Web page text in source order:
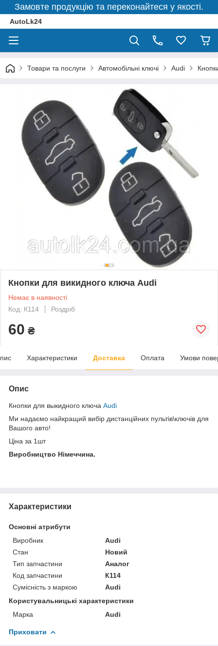
Замовте продукцію та переконайтеся у якості.
AutoLk24
Товари та послуги Автомобільні ключі Audi
Кнопки для викидного ключа Audi
Немає в наявності
Код: К114
Роздріб
60 ₴
Характеристики Доставка Оплата Умови
Опис
Кнопки для выкидного ключа Audi
Ми надаємо найкращий вибір дистанційних пультів\ключів для
Вашого авто!
Ціна за 1шт
Виробництво Німеччина.
Характеристики
Основні атрибути
Виробник
Audi
Стан
Новий
Тип запчастини
Аналог
Код запчастини
К114
Сумісність з маркою
Audi
Користувальницькі характеристики
Марка
Audi
Приховати